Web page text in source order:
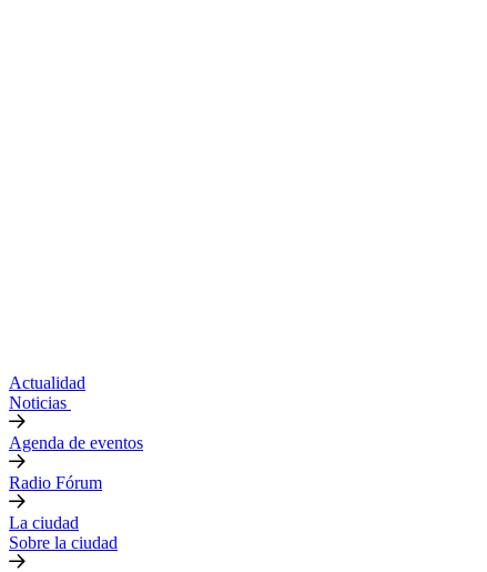
Actualidad
Noticias
Agenda de eventos
Radio Fórum
La ciudad
Sobre la ciudad